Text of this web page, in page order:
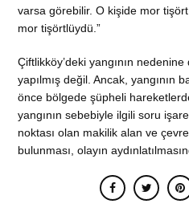
varsa görebilir. O kişide mor
mor tişörtlüydü.”
Çiftlikköy’deki yangının
yapılmış değil. Ancak, yangının
önce bölgede şüpheli
yangının sebebiyle ilgili soru
noktası olan makilik alan ve
bulunması, olayın